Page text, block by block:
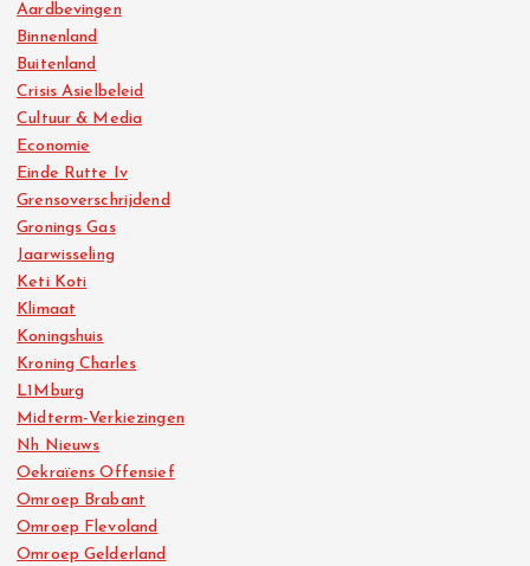
Aardbevingen
Binnenland
Buitenland
Crisis Asielbeleid
Cultuur & Media
Economie
Einde Rutte Iv
Grensoverschrijdend
Gronings Gas
Jaarwisseling
Keti Koti
Klimaat
Koningshuis
Kroning Charles
L1Mburg
Midterm-Verkiezingen
Nh Nieuws
Oekraïens Offensief
Omroep Brabant
Omroep Flevoland
Omroep Gelderland